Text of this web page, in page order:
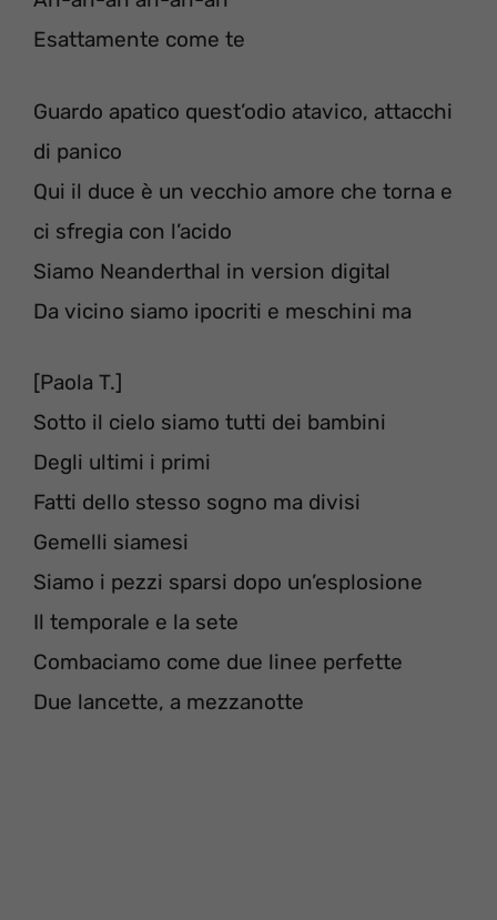
Esattamente come te
Guardo apatico quest’odio atavico, attacchi
di panico
Qui il duce è un vecchio amore che torna e
ci sfregia con l’acido
Siamo Neanderthal in version digital
Da vicino siamo ipocriti e meschini ma
[Paola T.]
Sotto il cielo siamo tutti dei bambini
Degli ultimi i primi
Fatti dello stesso sogno ma divisi
Gemelli siamesi
Siamo i pezzi sparsi dopo un’esplosione
Il temporale e la sete
Combaciamo come due linee perfette
Due lancette, a mezzanotte